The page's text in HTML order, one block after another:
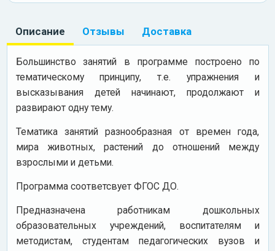
Описание Отзывы Доставка
Большинство занятий в программе построено по
тематическому принципу, т.е. упражнения и
высказывания детей начинают, продолжают и
развирают одну тему.
Тематика занятий разнообразная от времен года,
мира животных, растений до отношений между
взрослыми и детьми.
Программа соответсвует ФГОС ДО.
Предназначена работникам дошкольных
образовательных учреждений, воспитателям и
методистам, студентам педагогических вузов и